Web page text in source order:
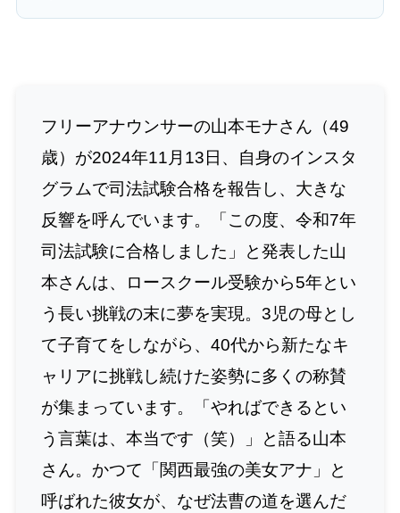
フリーアナウンサーの山本モナさん（49
歳）が2024年11月13日、自身のインスタ
グラムで司法試験合格を報告し、大きな
反響を呼んでいます。「この度、令和7年
司法試験に合格しました」と発表した山
本さんは、ロースクール受験から5年とい
う長い挑戦の末に夢を実現。3児の母とし
て子育てをしながら、40代から新たなキ
ャリアに挑戦し続けた姿勢に多くの称賛
が集まっています。「やればできるとい
う言葉は、本当です（笑）」と語る山本
さん。かつて「関西最強の美女アナ」と
呼ばれた彼女が、なぜ法曹の道を選んだ